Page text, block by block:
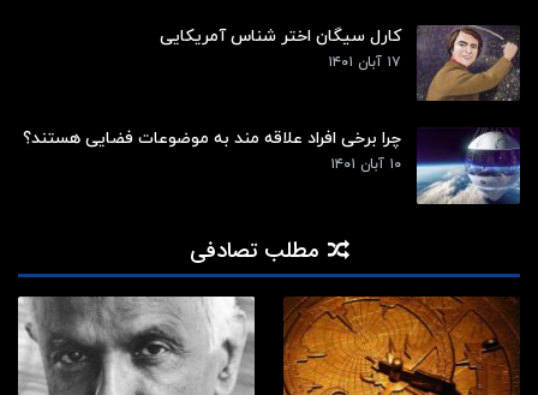
کارل سیگان اختر شناس آمریکایی
۱۷ آبان ۱۴۰۱
چرا برخی افراد علاقه مند به موضوعات فضایی هستند؟
۱۰ آبان ۱۴۰۱
مطلب تصادفی